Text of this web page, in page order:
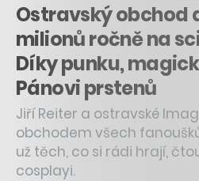
Ostravský obchod
milionů ročně na
Díky punku,
Pánovi prstenů
Jiří Reiter a ostravské
obchodem všech
už těch, co si rádi hrají,
cosplayi.